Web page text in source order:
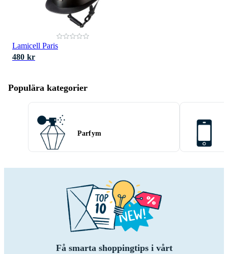
Lamicell Paris
480 kr
Populära kategorier
Parfym
Få smarta shoppingtips i vårt